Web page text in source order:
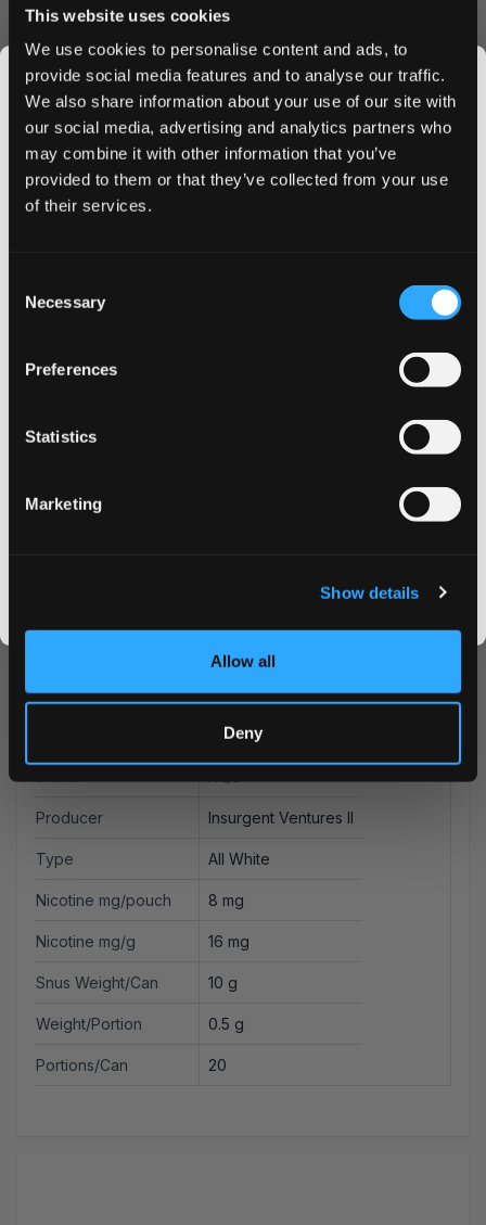
This website uses cookies
We use cookies to personalise content and ads, to
provide social media features and to analyse our traffic.
We also share information about your use of our site with
our social media, advertising and analytics partners who
may combine it with other information that you’ve
provided to them or that they’ve collected from your use
of their services.
Selection
Necessary
Preferences
Statistics
Marketing
Show details
Allow all
Deny
لماذا تختار XQS Twin Apple Strong
شحن سريع داخل قطر
خصومات متوفرة للطلبات بالجملة
ضمان المخزون الطازج
عملية طلب إلكترونية سهلة
تغليف آمن
استفد من أسعارنا التنافسية والتوصيل السريع. اطلب XQS Twin
احتياجاتهم من أكياس النيكوتين. اشترِ الآن لضمان مخزونك من
تفاح
Strength Strong
Slim
Producer Insurgent Ventures II
Type All White
Nicotine mg/pouch 8 mg
Nicotine mg/g 16 mg
Snus Weight/Can 10 g
Weight/Portion 0.5 g
Portions/Can 20
JOIN THE
SNUSDADDY CLUB
Get first access to fresh drops, hot deals, flavor
tips and and the latest Snusdaddy news.